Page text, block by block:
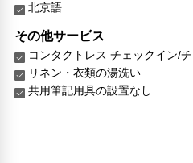
北京語
その他サービス
コンタクトレス チェックイン/
リネン・衣類の湯洗い
共用筆記用具の設置なし